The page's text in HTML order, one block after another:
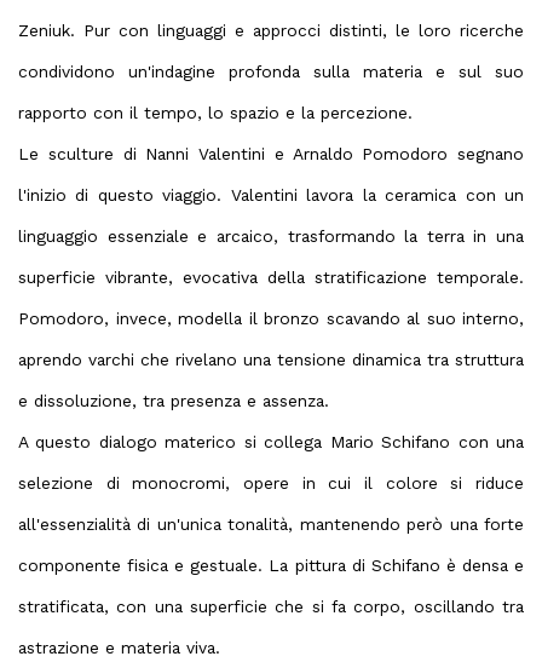
Zeniuk. Pur con linguaggi e approcci distinti, le loro ricerche
condividono un'indagine profonda sulla materia e sul suo
rapporto con il tempo, lo spazio e la percezione.
Le sculture di Nanni Valentini e Arnaldo Pomodoro segnano
l'inizio di questo viaggio. Valentini lavora la ceramica con un
linguaggio essenziale e arcaico, trasformando la terra in una
superficie vibrante, evocativa della stratificazione temporale.
Pomodoro, invece, modella il bronzo scavando al suo interno,
aprendo varchi che rivelano una tensione dinamica tra struttura
e dissoluzione, tra presenza e assenza.
A questo dialogo materico si collega Mario Schifano con una
selezione di monocromi, opere in cui il colore si riduce
all'essenzialità di un'unica tonalità, mantenendo però una forte
componente fisica e gestuale. La pittura di Schifano è densa e
stratificata, con una superficie che si fa corpo, oscillando tra
astrazione e materia viva.